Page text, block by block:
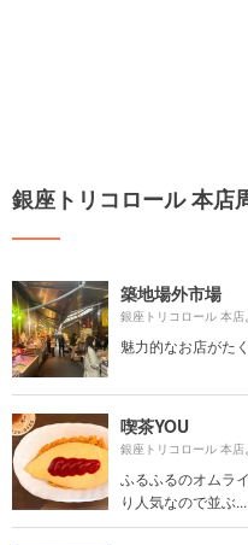
銀座トリコロール 本店
築地場外市場
銀座トリコロール 本店
魅力的なお店がたく
喫茶YOU
銀座トリコロール 本店
ふるふるのオムラ
り人気なので並ぶ...